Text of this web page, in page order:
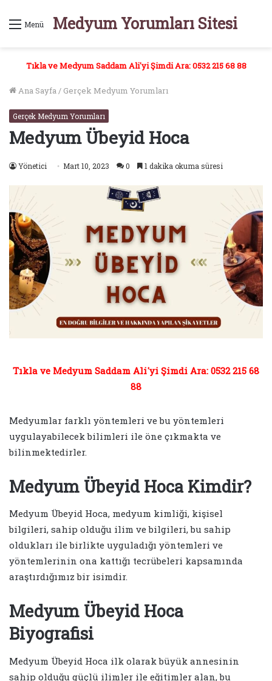
Menü Medyum Yorumları Sitesi
Tıkla ve Medyum Saddam Ali'yi Şimdi Ara: 0532 215 68 88
Ana Sayfa/ Gerçek Medyum Yorumları
Gerçek Medyum Yorumları
Medyum Übeyid Hoca
Yönetici Mart 10, 2023 0 1 dakika okuma süresi
Tıkla ve Medyum Saddam Ali'yi Şimdi Ara: 0532 215 68
88
Medyumlar farklı yöntemleri ve bu yöntemleri
uygulayabilecek bilimleri ile öne çıkmakta ve
bilinmektedirler.
Medyum Übeyid Hoca Kimdir?
Medyum Übeyid Hoca, medyum kimliği, kişisel
bilgileri, sahip olduğu ilim ve bilgileri, bu sahip
oldukları ile birlikte uyguladığı yöntemleri ve
yöntemlerinin ona kattığı tecrübeleri kapsamında
araştırdığımız bir isimdir.
Medyum Übeyid Hoca
Biyografisi
Medyum Übeyid Hoca ilk olarak büyük annesinin
sahip olduğu güçlü ilimler ile eğitimler alan, bu